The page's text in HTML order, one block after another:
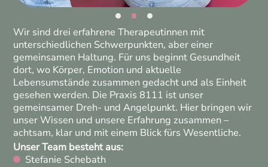
Wir sind drei erfahrene Therapeutinnen mit
unterschiedlichen Schwerpunkten, aber einer
gemeinsamen Haltung. Für uns beginnt Gesundheit
dort, wo Körper, Emotion und aktuelle
Lebensumstände zusammen gedacht und als Einheit
gesehen werden. Die Praxis 8111 ist unser
gemeinsamer Dreh- und Angelpunkt. Hier bringen wir
unser Wissen und unsere Erfahrung zusammen –
achtsam, klar und mit einem Blick fürs Wesentliche.
Unser Team besteht aus:
Stefanie Schebath